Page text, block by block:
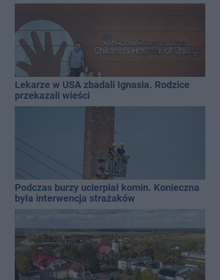
Lekarze w USA zbadali Ignasia. Rodzice
przekazali wieści
Podczas burzy ucierpiał komin. Konieczna
była interwencja strażaków